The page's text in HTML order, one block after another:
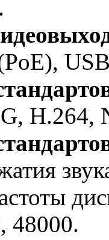
H.264,
48000.